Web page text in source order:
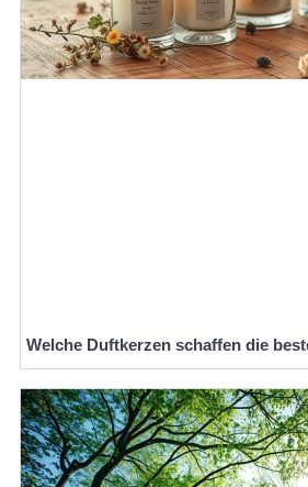
Welche Duftkerzen schaffen die